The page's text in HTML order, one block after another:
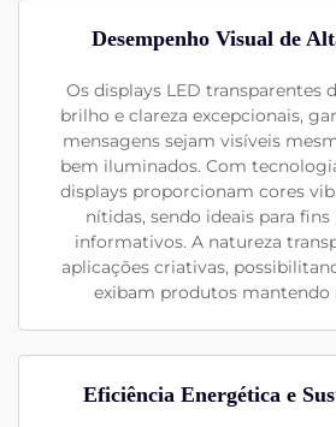
Desempenho Visual de
Os displays LED transparentes
brilho e clareza excepcionais,
mensagens sejam visíveis
bem iluminados. Com
displays proporcionam cores
nítidas, sendo ideais para
informativos. A natureza
aplicações criativas,
exibam produtos mantendo
Eficiência Energética e